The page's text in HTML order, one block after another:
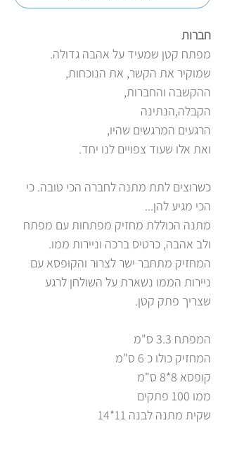
חברות
מפתח קטן שמעיד על אהבה גדולה.
שמוקיר את הקשר, את הנוכחות,
ההקשבה והחברות,
הקבלה,הנתינה
הרגעים המרגשים שהיו,
ואת אלו שעוד צפויים לנו יחד.
כשרוצים לתת מתנה לחברה הכי טובה. כי
הכי מגיע להן...
מתנה הכוללת מחזיק מפתחות עם מפתח
ולב אהבה, כרטיס ברכה וניירות ממו.
המחזיק מתחבר ישר לצרור והקופסא עם
ניירות הממו נשארת על השולחן לרגע
שצריך פתק קטן.
המפתח 3.3 ס"מ
המחזיק כולו כ 6 ס"מ
קופסא 8*8 ס"מ
ממו 100 פתקים
שקית מתנה לבנה 11*14